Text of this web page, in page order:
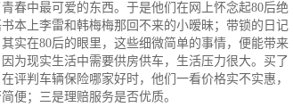
春中最可爱的东西。于是他们在网上怀念起80后绝
本上李雷和韩梅梅那回不来的小暧昧；带锁的日记
实在80后的眼里，这些细微简单的事情，便能带来
为现实生活中需要供房供车，生活压力很大。买了
在评判车辆保险哪家好时，他们一看价格实不实惠，
便；三是理赔服务是否优质。